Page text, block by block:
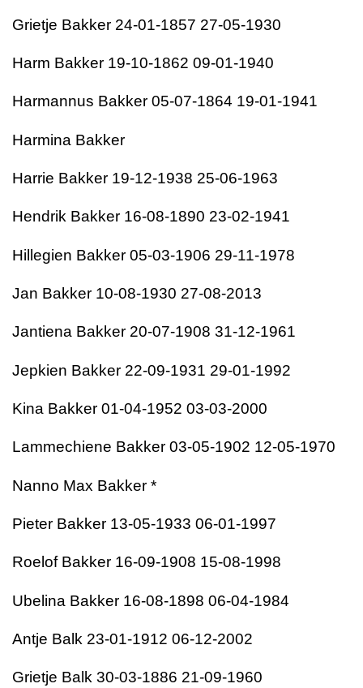
Grietje Bakker 24-01-1857 27-05-1930
Harm Bakker 19-10-1862 09-01-1940
Harmannus Bakker 05-07-1864 19-01-1941
Harmina Bakker
Harrie Bakker 19-12-1938 25-06-1963
Hendrik Bakker 16-08-1890 23-02-1941
Hillegien Bakker 05-03-1906 29-11-1978
Jan Bakker 10-08-1930 27-08-2013
Jantiena Bakker 20-07-1908 31-12-1961
Jepkien Bakker 22-09-1931 29-01-1992
Kina Bakker 01-04-1952 03-03-2000
Lammechiene Bakker 03-05-1902 12-05-1970
Nanno Max Bakker *
Pieter Bakker 13-05-1933 06-01-1997
Roelof Bakker 16-09-1908 15-08-1998
Ubelina Bakker 16-08-1898 06-04-1984
Antje Balk 23-01-1912 06-12-2002
Grietje Balk 30-03-1886 21-09-1960